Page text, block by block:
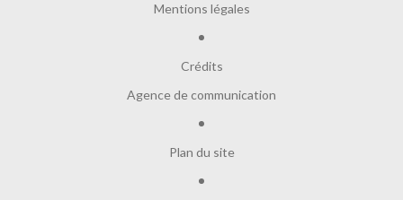
Mentions légales
Crédits
Agence de communication
Plan du site